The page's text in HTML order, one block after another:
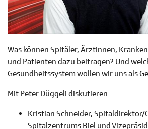
Was können Spitäler, Ärztinnen,
und Patienten dazu beitragen? Und
Gesundheitssystem wollen wir uns als
Mit Peter Düggeli diskutieren:
Kristian Schneider, Spitaldirektor/
Spitalzentrums Biel und